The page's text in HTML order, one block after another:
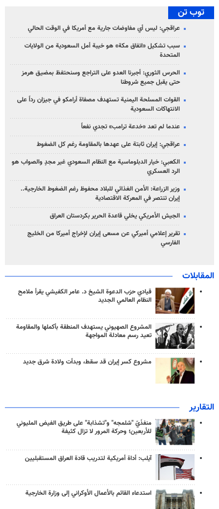
توب تن
عراقجي: ليس أي مفاوضات جارية مع أمريكا في الوقت الحالي
سبب تشكيل «اتفاق مكة» هو خيبة أمل السعودية من الولايات
المتحدة
الحرس الثوري: أجبرنا العدو على التراجع وسنحتفظ بمضيق هرمز
حتى يقبل جميع شروطنا
القوات المسلحة اليمنية تستهدف مصفاة أرامكو في جيزان رداً على
الانتهاكات السعودية
عندما لم تعد «خدعة ترامب» تجدي نفعاً
عراقجي: إيران ثابتة على عهدها بالمقاومة رغم كل الضغوط
الكعبي: خيار الدبلوماسية مع النظام السعودي غير مجدٍ والصواب هو
الرد العسكري
وزير الزراعة: الأمن الغذائي للبلاد محفوظ رغم الضغوط الخارجية..
إيران تنتصر في المعركة الاقتصادية
الجيش الأمريكي يخلي قاعدة الحرير بكردستان العراق
تقرير إعلامي أميركي عن مسعى إيران لإخراج أميركا من الخليج
الفارسي
المقابلات
قيادي حزب الدعوة الشيخ د. عامر الكفيشي يقرأ ملامح
النظام العالمي الجديد
المشروع الصهيوني يستهدف المنطقة بأكملها والمقاومة
تعيد رسم معادلة المواجهة
مشروع كسر إيران قد سقط، وبدأت ولادة شرق جديد
التقارير
منفذَيّ "شلمجه" و"تشذابة" على طريق الفيض المليوني
للأربعين؛ وحركة المرور لا تزال كثيفة
آيلب: أداة أمريكية لتدريب قادة العراق المستقبليين
استدعاء القائم بالأعمال الأوكراني إلى وزارة الخارجية